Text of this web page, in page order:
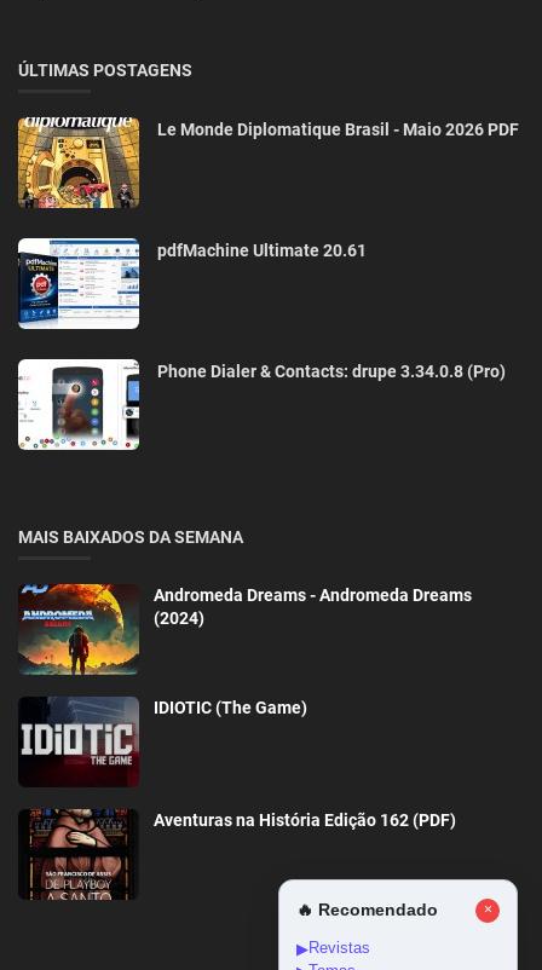
ÚLTIMAS POSTAGENS
Le Monde Diplomatique Brasil - Maio 2026 PDF
pdfMachine Ultimate 20.61
Phone Dialer & Contacts: drupe 3.34.0.8 (Pro)
MAIS BAIXADOS DA SEMANA
Andromeda Dreams - Andromeda Dreams
(2024)
IDIOTIC (The Game)
Aventuras na História Edição 162 (PDF)
🔥 Recomendado ×
▶Revistas